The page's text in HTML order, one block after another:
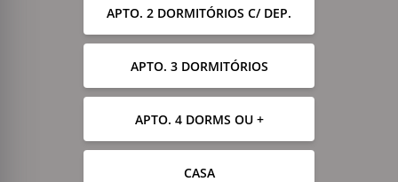
APTO. 2 DORMITÓRIOS C/ DEP.
APTO. 3 DORMITÓRIOS
APTO. 4 DORMS OU +
CASA